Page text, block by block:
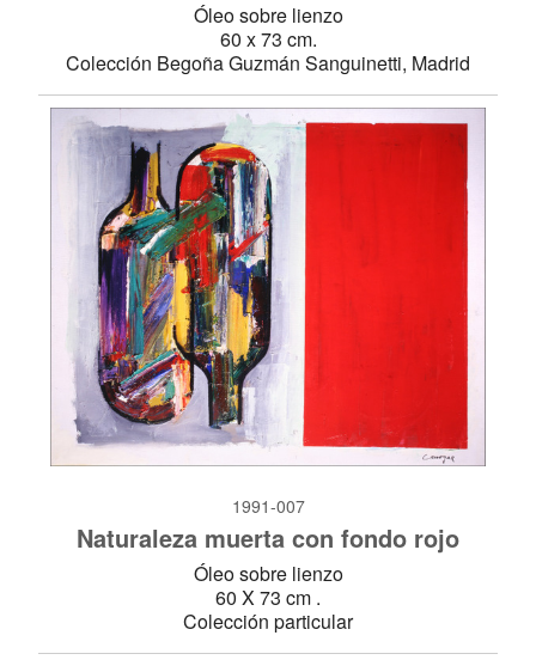
Óleo sobre lienzo
60 x 73 cm.
Colección Begoña Guzmán Sanguinetti, Madrid
1991-007
Naturaleza muerta con fondo rojo
Óleo sobre lienzo
60 X 73 cm .
Colección particular